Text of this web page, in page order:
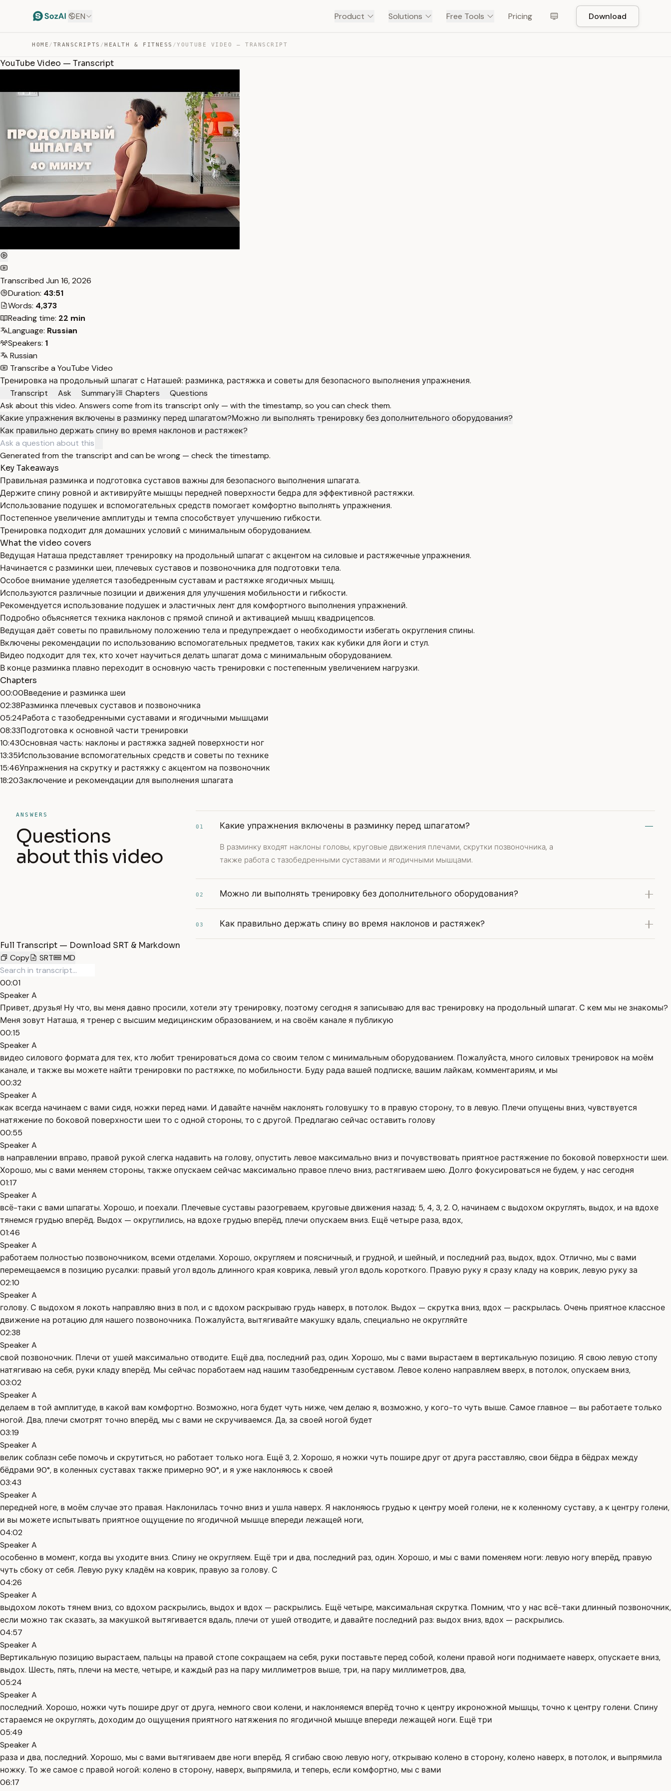
EN Product Solutions Free Tools Pricing Download
HOME / TRANSCRIPTS /HEALTH & FITNESS /YOUTUBE VIDEO — TRANSCRIPT
YouTube Video — Transcript
Transcribed Jun 16, 2026
Duration: 43:51
Words: 4,373
Reading time: 22 min
Language: Russian
Speakers: 1
Russian
Transcribe a YouTube Video
Тренировка на продольный шпагат с Наташей: разминка, растяжка и советы для безопасного выполнения упражнения.
Transcript
Ask Summary Chapters
Questions
Ask about this video. Answers come from its transcript only — with the timestamp, so you can check them.
Какие упражнения включены в разминку перед шпагатом?Можно ли выполнять тренировку без дополнительного оборудования?
Как правильно держать спину во время наклонов и растяжек?
Generated from the transcript and can be wrong — check the timestamp.
Key Takeaways
Правильная разминка и подготовка суставов важны для безопасного выполнения шпагата.
Держите спину ровной и активируйте мышцы передней поверхности бедра для эффективной растяжки.
Использование подушек и вспомогательных средств помогает комфортно выполнять упражнения.
Постепенное увеличение амплитуды и темпа способствует улучшению гибкости.
Тренировка подходит для домашних условий с минимальным оборудованием.
What the video covers
Ведущая Наташа представляет тренировку на продольный шпагат с акцентом на силовые и растяжечные упражнения.
Начинается с разминки шеи, плечевых суставов и позвоночника для подготовки тела.
Особое внимание уделяется тазобедренным суставам и растяжке ягодичных мышц.
Используются различные позиции и движения для улучшения мобильности и гибкости.
Рекомендуется использование подушек и эластичных лент для комфортного выполнения упражнений.
Подробно объясняется техника наклонов с прямой спиной и активацией мышц квадрицепсов.
Ведущая даёт советы по правильному положению тела и предупреждает о необходимости избегать округления спины.
Включены рекомендации по использованию вспомогательных предметов, таких как кубики для йоги и стул.
Видео подходит для тех, кто хочет научиться делать шпагат дома с минимальным оборудованием.
В конце разминка плавно переходит в основную часть тренировки с постепенным увеличением нагрузки.
Chapters
00:00Введение и разминка шеи
02:38Разминка плечевых суставов и позвоночника
05:24Работа с тазобедренными суставами и ягодичными мышцами
08:33Подготовка к основной части тренировки
10:43Основная часть: наклоны и растяжка задней поверхности ног
13:35Использование вспомогательных средств и советы по технике
15:46Упражнения на скрутку и растяжку с акцентом на позвоночник
18:20Заключение и рекомендации для выполнения шпагата
ANSWERS
Questions
about this video
01 Какие упражнения включены в разминку перед шпагатом?
В разминку входят наклоны головы, круговые движения плечами, скрутки позвоночника, а
также работа с тазобедренными суставами и ягодичными мышцами.
02 Можно ли выполнять тренировку без дополнительного оборудования?
03 Как правильно держать спину во время наклонов и растяжек?
Full Transcript — Download SRT & Markdown
Copy
SRT MD
00:01
Speaker A
Привет, друзья! Ну что, вы меня давно просили, хотели эту тренировку, поэтому сегодня я записываю для вас тренировку на продольный шпагат. С кем мы не знакомы?
Меня зовут Наташа, я тренер с высшим медицинским образованием, и на своём канале я публикую
00:15
Speaker A
видео силового формата для тех, кто любит тренироваться дома со своим телом с минимальным оборудованием. Пожалуйста, много силовых тренировок на моём
канале, и также вы можете найти тренировки по растяжке, по мобильности. Буду рада вашей подписке, вашим лайкам, комментариям, и мы
00:32
Speaker A
как всегда начинаем с вами сидя, ножки перед нами. И давайте начнём наклонять головушку то в правую сторону, то в левую. Плечи опущены вниз, чувствуется
натяжение по боковой поверхности шеи то с одной стороны, то с другой. Предлагаю сейчас оставить голову
00:55
Speaker A
в направлении вправо, правой рукой слегка надавить на голову, опустить левое максимально вниз и почувствовать приятное растяжение по боковой поверхности шеи.
Хорошо, мы с вами меняем стороны, также опускаем сейчас максимально правое плечо вниз, растягиваем шею. Долго фокусироваться не будем, у нас сегодня
01:17
Speaker A
всё-таки с вами шпагаты. Хорошо, и поехали. Плечевые суставы разогреваем, круговые движения назад: 5, 4, 3, 2. О, начинаем с выдохом округлять, выдох, и на вдохе
тянемся грудью вперёд. Выдох — округлились, на вдохе грудью вперёд, плечи опускаем вниз. Ещё четыре раза, вдох,
01:46
Speaker A
работаем полностью позвоночником, всеми отделами. Хорошо, округляем и поясничный, и грудной, и шейный, и последний раз, выдох, вдох. Отлично, мы с вами
перемещаемся в позицию русалки: правый угол вдоль длинного края коврика, левый угол вдоль короткого. Правую руку я сразу кладу на коврик, левую руку за
02:10
Speaker A
голову. С выдохом я локоть направляю вниз в пол, и с вдохом раскрываю грудь наверх, в потолок. Выдох — скрутка вниз, вдох — раскрылась. Очень приятное классное
движение на ротацию для нашего позвоночника. Пожалуйста, вытягивайте макушку вдаль, специально не округляйте
02:38
Speaker A
свой позвоночник. Плечи от ушей максимально отводите. Ещё два, последний раз, один. Хорошо, мы с вами вырастаем в вертикальную позицию. Я свою левую стопу
натягиваю на себя, руки кладу вперёд. Мы сейчас поработаем над нашим тазобедренным суставом. Левое колено направляем вверх, в потолок, опускаем вниз,
03:02
Speaker A
делаем в той амплитуде, в какой вам комфортно. Возможно, нога будет чуть ниже, чем делаю я, возможно, у кого-то чуть выше. Самое главное — вы работаете только
ногой. Два, плечи смотрят точно вперёд, мы с вами не скручиваемся. Да, за своей ногой будет
03:19
Speaker A
велик соблазн себе помочь и скрутиться, но работает только нога. Ещё 3, 2. Хорошо, я ножки чуть пошире друг от друга расставляю, свои бёдра в бёдрах между
бёдрами 90°, в коленных суставах также примерно 90°, и я уже наклоняюсь к своей
03:43
Speaker A
передней ноге, в моём случае это правая. Наклонилась точно вниз и ушла наверх. Я наклоняюсь грудью к центру моей голени, не к коленному суставу, а к центру голени,
и вы можете испытывать приятное ощущение по ягодичной мышце впереди лежащей ноги,
04:02
Speaker A
особенно в момент, когда вы уходите вниз. Спину не округляем. Ещё три и два, последний раз, один. Хорошо, и мы с вами поменяем ноги: левую ногу вперёд, правую
чуть сбоку от себя. Левую руку кладём на коврик, правую за голову. С
04:26
Speaker A
выдохом локоть тянем вниз, со вдохом раскрылись, выдох и вдох — раскрылись. Ещё четыре, максимальная скрутка. Помним, что у нас всё-таки длинный позвоночник,
если можно так сказать, за макушкой вытягивается вдаль, плечи от ушей отводите, и давайте последний раз: выдох вниз, вдох — раскрылись.
04:57
Speaker A
Вертикальную позицию вырастаем, пальцы на правой стопе сокращаем на себя, руки поставьте перед собой, колени правой ноги поднимаете наверх, опускаете вниз,
выдох. Шесть, пять, плечи на месте, четыре, и каждый раз на пару миллиметров выше, три, на пару миллиметров, два,
05:24
Speaker A
последний. Хорошо, ножки чуть пошире друг от друга, немного свои колени, и наклоняемся вперёд точно к центру икроножной мышцы, точно к центру голени. Спину
стараемся не округлять, доходим до ощущения приятного натяжения по ягодичной мышце впереди лежащей ноги. Ещё три
05:49
Speaker A
раза и два, последний. Хорошо, мы с вами вытягиваем две ноги вперёд. Я сгибаю свою левую ногу, открываю колено в сторону, колено наверх, в потолок, и выпрямила
ножку. То же самое с правой ногой: колено в сторону, наверх, выпрямила, и теперь, если комфортно, мы с вами
06:17